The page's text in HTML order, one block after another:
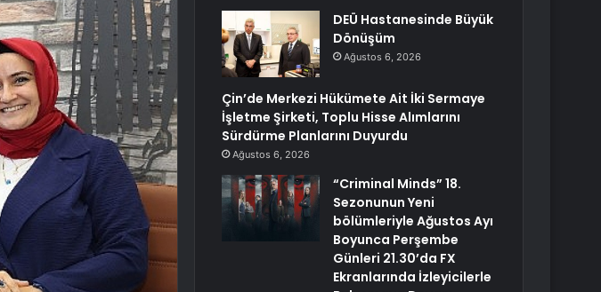
DEÜ Hastanesinde Büyük
Dönüşüm
Ağustos 6, 2026
Çin’de Merkezi Hükümete Ait İki Sermaye
İşletme Şirketi, Toplu Hisse Alımlarını
Sürdürme Planlarını Duyurdu
Ağustos 6, 2026
“Criminal Minds” 18.
Sezonunun Yeni
bölümleriyle Ağustos Ayı
Boyunca Perşembe
Günleri 21.30’da FX
Ekranlarında İzleyicilerle